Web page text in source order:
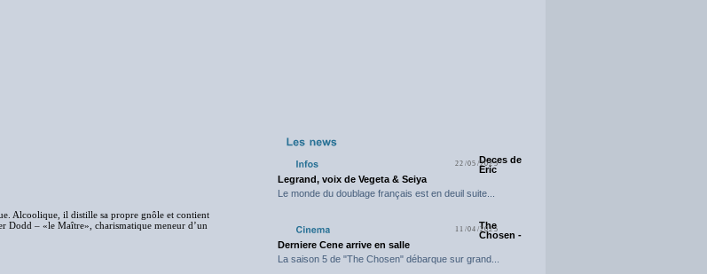
Alcoolique, il distille sa propre gnôle et contient
– «le Maître», charismatique meneur d’un
22/05/2025Deces de
Eric
Legrand, voix de Vegeta & Seiya
Le monde du doublage français est en deuil suite...
11/04/2025
The
Chosen -
Derniere Cene arrive en salle
La saison 5 de "The Chosen" débarque sur grand...